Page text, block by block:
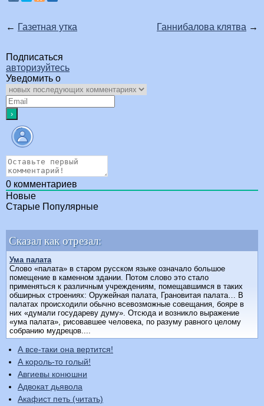
← Газетная утка Ганнибалова клятва →
Подписаться
авторизуйтесь
Уведомить о
0 комментариев
Новые
Старые Популярные
Сказал как отрезал:
Ума палата
Слово «палата» в старом русском языке означало большое
помещение в каменном здании. Потом слово это стало
применяться к различным учреждениям, помещавшимся в таких
обширных строениях: Оружейная палата, Грановитая палата… В
палатах происходили обычно всевозможные совещания, бояре в
них «думали государеву думу». Отсюда и возникло выражение
«ума палата», рисовавшее человека, по разуму равного целому
собранию мудрецов....
А все-таки она вертится!
А король-то голый!
Авгиевы конюшни
Адвокат дьявола
Акафист петь (читать)